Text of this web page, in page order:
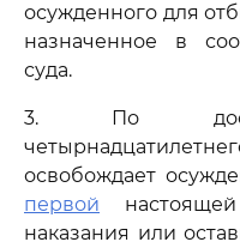
осужденного для
назначенное в
суда.
3. По
освобождает
первой
наказания или